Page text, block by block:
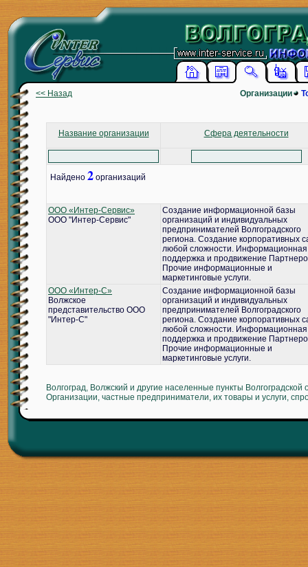
<< Назад Организации
Название организации Сфера деятельности
Найдено 2 организаций
ООО «Интер-Сервис»
ООО "Интер-Сервис"
Создание информационной базы
организаций и индивидуальных
предпринимателей Волгоградского
региона. Создание корпоративных
любой сложности. Информационная
поддержка и продвижение
Прочие информационные и
маркетинговые услуги.
ООО «Интер-С»
Волжское
представительство ООО
"Интер-С"
Создание информационной базы
организаций и индивидуальных
предпринимателей Волгоградского
региона. Создание корпоративных
любой сложности. Информационная
поддержка и продвижение
Прочие информационные и
маркетинговые услуги.
Волгоград, Волжский и другие населенные пункты Волгоградской
Организации, частные предприниматели, их товары и услуги,